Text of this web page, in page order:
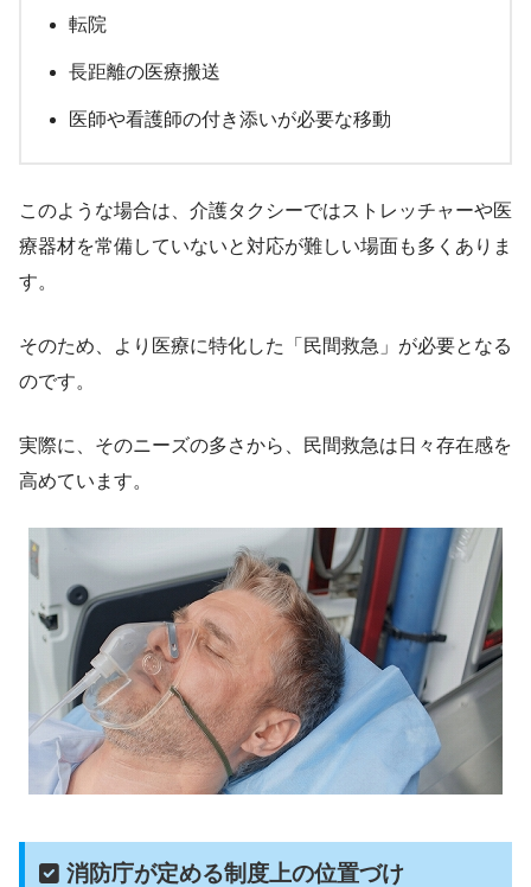
転院
長距離の医療搬送
医師や看護師の付き添いが必要な移動
このような場合は、介護タクシーではストレッチャーや医
療器材を常備していないと対応が難しい場面も多くありま
す。
そのため、より医療に特化した「民間救急」が必要となる
のです。
実際に、そのニーズの多さから、民間救急は日々存在感を
高めています。
消防庁が定める制度上の位置づけ